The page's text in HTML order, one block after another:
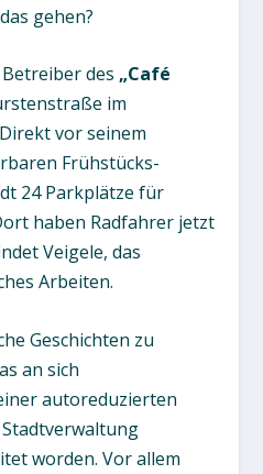
gehen?
Betreiber des „Café
im
vor seinem
Frühstücks-
24 Parkplätze für
haben Radfahrer jetzt
Veigele, das
Arbeiten.
Geschichten zu
an sich
autoreduzierten
worden. Vor allem